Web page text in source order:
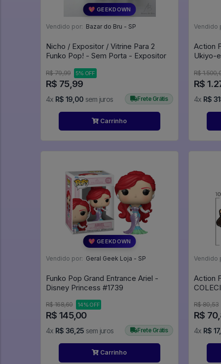
💖 GEEKDOWN
Vendido por: Bazar do Bru - SP
Nicho / Expositor / Vitrine Para 2
Funko Pop! - Sem Porta - Expositor
R$ 79,99 5% OFF
R$ 75,99
4x R$ 19,00 sem juros Frete Grátis
Carrinho
Vendido
Action
Ukiyo-
R$
R$
4x R$
💖 GEEKDOWN
Vendido por: Geral Geek Loja - SP
Funko Pop Grand Entrance Ariel -
Disney Princess #1739
R$ 168,60 14% OFF
R$ 145,00
4x R$ 36,25 sem juros Frete Grátis
Carrinho
Vendido
Action
R$ 80,53
R$
4x R$